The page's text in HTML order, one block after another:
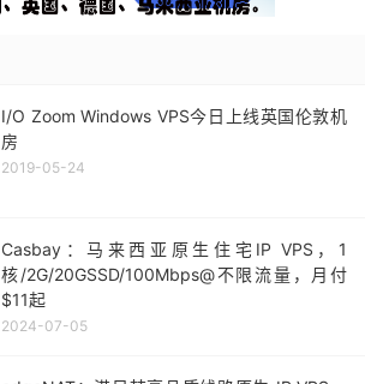
I/O Zoom Windows VPS今日上线英国伦敦机
房
2019-05-24
Casbay：马来西亚原生住宅IP VPS，1
核/2G/20GSSD/100Mbps@不限流量，月付
$11起
2024-07-05